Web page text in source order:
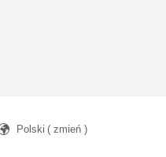
Polski ( zmień )